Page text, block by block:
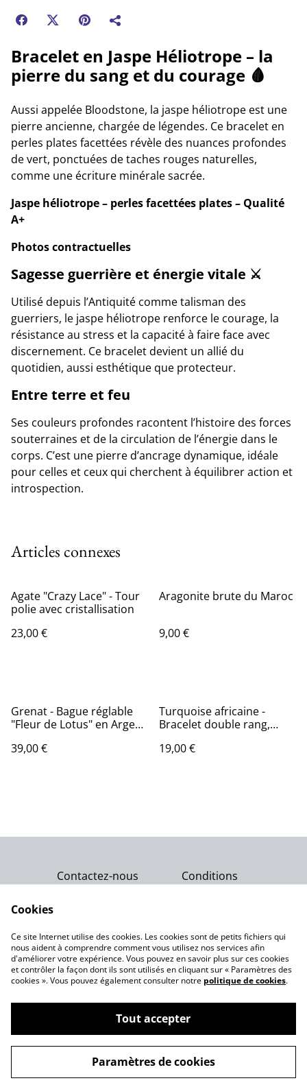
Bracelet en Jaspe Héliotrope – la
pierre du sang et du courage 🩸
Aussi appelée Bloodstone, la jaspe héliotrope est une
pierre ancienne, chargée de légendes. Ce bracelet en
perles plates facettées révèle des nuances profondes
de vert, ponctuées de taches rouges naturelles,
comme une écriture minérale sacrée.
Jaspe héliotrope – perles facettées plates – Qualité
A+
Photos contractuelles
Sagesse guerrière et énergie vitale ⚔️
Utilisé depuis l’Antiquité comme talisman des
guerriers, le jaspe héliotrope renforce le courage, la
résistance au stress et la capacité à faire face avec
discernement. Ce bracelet devient un allié du
quotidien, aussi esthétique que protecteur.
Entre terre et feu
Ses couleurs profondes racontent l’histoire des forces
souterraines et de la circulation de l’énergie dans le
corps. C’est une pierre d’ancrage dynamique, idéale
pour celles et ceux qui cherchent à équilibrer action et
introspection.
Articles connexes
Agate "Crazy Lace" - Tour
polie avec cristallisation
23,00 €
Aragonite brute du Maroc
9,00 €
Grenat - Bague réglable
"Fleur de Lotus" en Argent
39,00 €
Turquoise africaine -
Bracelet double rang,
19,00 €
Contactez-nous
Conditions
Politique de
Politique de cookies
Notre engagement
©2026Gemme Celeste
powered by
Cookies
Ce site Internet utilise des cookies. Les cookies sont de petits fichiers qui
nous aident à comprendre comment vous utilisez nos services afin
d'améliorer votre expérience. Vous pouvez en savoir plus sur ces cookies
et contrôler la façon dont ils sont utilisés en cliquant sur « Paramètres des
cookies ». Vous pouvez également consulter notre politique de cookies.
Tout accepter
Paramètres de cookies